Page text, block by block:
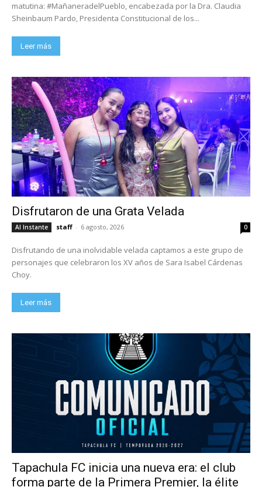
matutina: #MañaneradelPueblo, encabezada por la Dra. Claudia
Sheinbaum Pardo, Presidenta Constitucional de los...
Leer más
Disfrutaron de una Grata Velada
Al Instante staff - 6 agosto, 2026 0
Disfrutando de una inolvidable velada captamos a este grupo de
personajes que celebraron los XV años de Sara Isabel Cárdenas
Choy.
Leer más
Tapachula FC inicia una nueva era: el club
forma parte de la Primera Premier, la élite